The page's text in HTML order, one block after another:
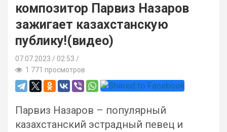
композитор Парвиз Назаров
зажигает казахстанскую
публику!(видео)
07.07.2023
02:53 /
1 771 просмотров
Парвиз Назаров – популярный
казахстанский эстрадный певец и